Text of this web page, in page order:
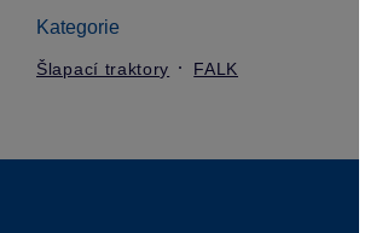
Kategorie
Šlapací traktory FALK